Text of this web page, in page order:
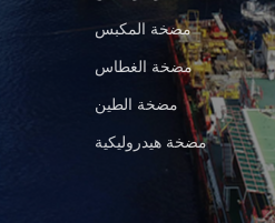
مضخة المكبس
مضخة الغطاس
مضخة الطين
مضخة هيدروليكية